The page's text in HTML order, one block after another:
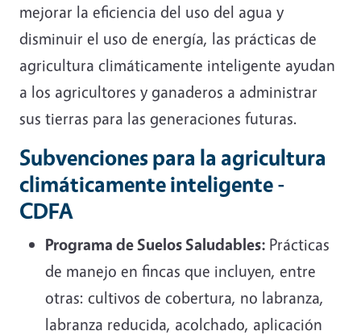
mejorar la eficiencia del uso del agua y
disminuir el uso de energía, las prácticas de
agricultura climáticamente inteligente ayudan
a los agricultores y ganaderos a administrar
sus tierras para las generaciones futuras.
Subvenciones para la agricultura
climáticamente inteligente -
CDFA
Programa de Suelos Saludables: Prácticas
de manejo en fincas que incluyen, entre
otras: cultivos de cobertura, no labranza,
labranza reducida, acolchado, aplicación